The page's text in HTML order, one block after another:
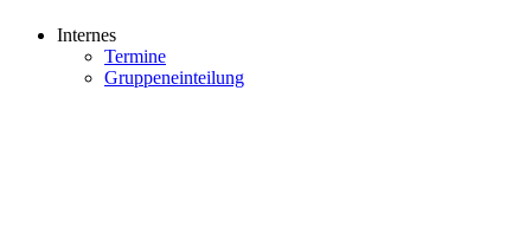
Internes
Termine
Gruppeneinteilung